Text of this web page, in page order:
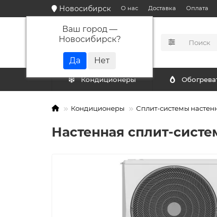
Новосибирск
Ваш город —
Новосибирск?
О нас Доставка Оплата
КАТАЛОГ
Кондиционеры
Кондиционеры Сплит-системы
Настенная сплит-